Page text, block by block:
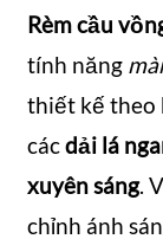
Rèm cầu
tính năng
thiết kế theo
cácdải lá
xuyên sáng.
chỉnh ánh